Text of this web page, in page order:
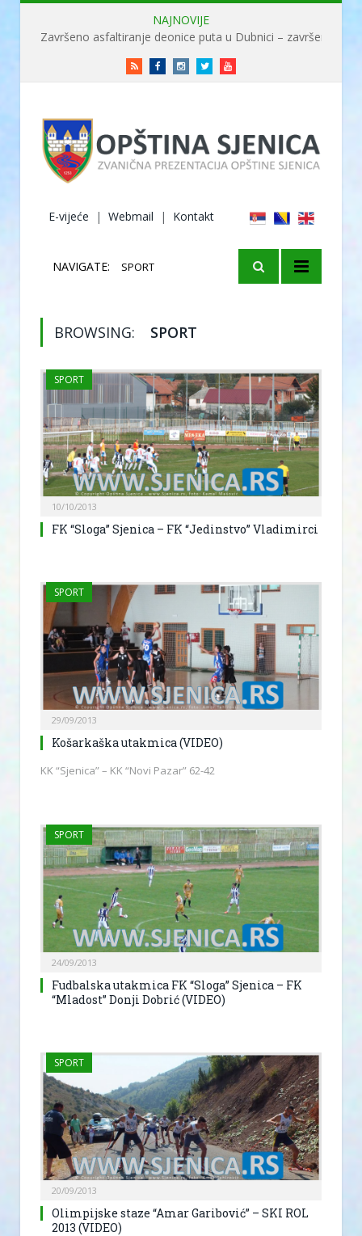
NAJNOVIJE
RSS FacebookInstagramTwitterYoutube
E-vijeće | Webmail | Kontakt
NAVIGATE: SPORT
BROWSING: SPORT
SPORT
10/10/2013
FK “Sloga” Sjenica – FK “Jedinstvo” Vladimirci
SPORT
29/09/2013
Košarkaška utakmica (VIDEO)
KK “Sjenica” – KK “Novi Pazar” 62-42
SPORT
24/09/2013
Fudbalska utakmica FK “Sloga” Sjenica – FK
“Mladost” Donji Dobrić (VIDEO)
SPORT
20/09/2013
Olimpijske staze “Amar Garibović” – SKI ROL
2013 (VIDEO)